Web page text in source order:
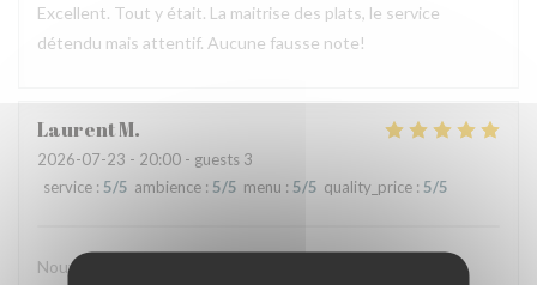
Excellent. Tout y était. La maitrise des plats, le service
détendu mais attentif. Aucune fausse note!
LaurentM
2026-07-23 - 20:00 - guests 3
service : 5/5 ambience : 5/5 menu : 5/5 quality_price : 5/5
Nouvelle expérience hier, et le résultat est toujours aussi